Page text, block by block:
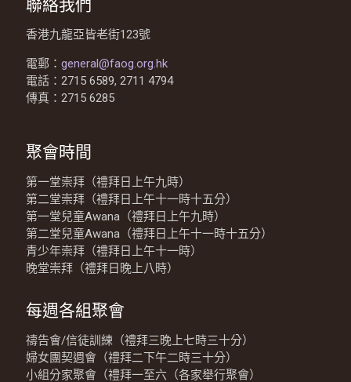
聯絡我們
香港九龍亞皆老街123號
電郵： general@faog.org.hk
電話：2715 6589, 2711 4794
傳真：2715 6285
聚會時間
第一堂崇拜（禮拜日上午九時）
第二堂崇拜（禮拜日上午十一時十五分）
第一堂兒童Awana（禮拜日上午九時）
第二堂兒童Awana（禮拜日上午十一時十五分）
青少年崇拜（禮拜日上午十一時）
晚堂崇拜（禮拜日晚上八時）
每週各組聚會
禱告會/信徒訓練（禮拜三晚上七時三十分）
婦女團契週會（禮拜二下午二時三十分）
小組分家聚會（禮拜一至六（各家舉行聚會）